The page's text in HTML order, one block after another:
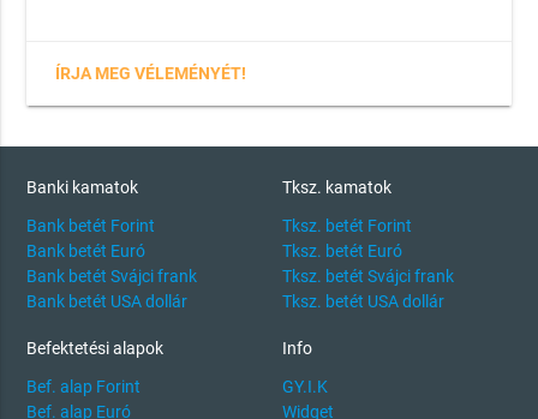
ÍRJA MEG VÉLEMÉNYÉT!
Banki kamatok
Bank betét Forint
Bank betét Euró
Bank betét Svájci frank
Bank betét USA dollár
Tksz. kamatok
Tksz. betét Forint
Tksz. betét Euró
Tksz. betét Svájci frank
Tksz. betét USA dollár
Befektetési alapok
Bef. alap Forint
Bef. alap Euró
Info
GY.I.K
Widget